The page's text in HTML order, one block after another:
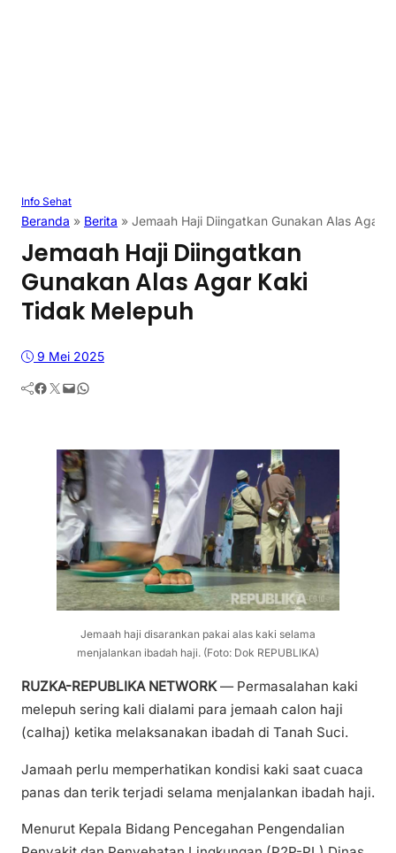
Info Sehat
Beranda » Berita » Jemaah Haji Diingatkan Gunakan Alas Agar
Jemaah Haji Diingatkan
Gunakan Alas Agar Kaki
Tidak Melepuh
9 Mei 2025
Facebook Twitter Mail WhatsApp
Jemaah haji disarankan pakai alas kaki selama
menjalankan ibadah haji. (Foto: Dok REPUBLIKA)
RUZKA-REPUBLIKA NETWORK— Permasalahan kaki
melepuh sering kali dialami para jemaah calon haji
(calhaj) ketika melaksanakan ibadah di Tanah Suci.
Jamaah perlu memperhatikan kondisi kaki saat cuaca
panas dan terik terjadi selama menjalankan ibadah haji.
Menurut Kepala Bidang Pencegahan Pengendalian